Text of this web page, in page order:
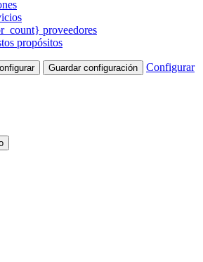
proveedores
propósitos
Guardar configuración Configurar